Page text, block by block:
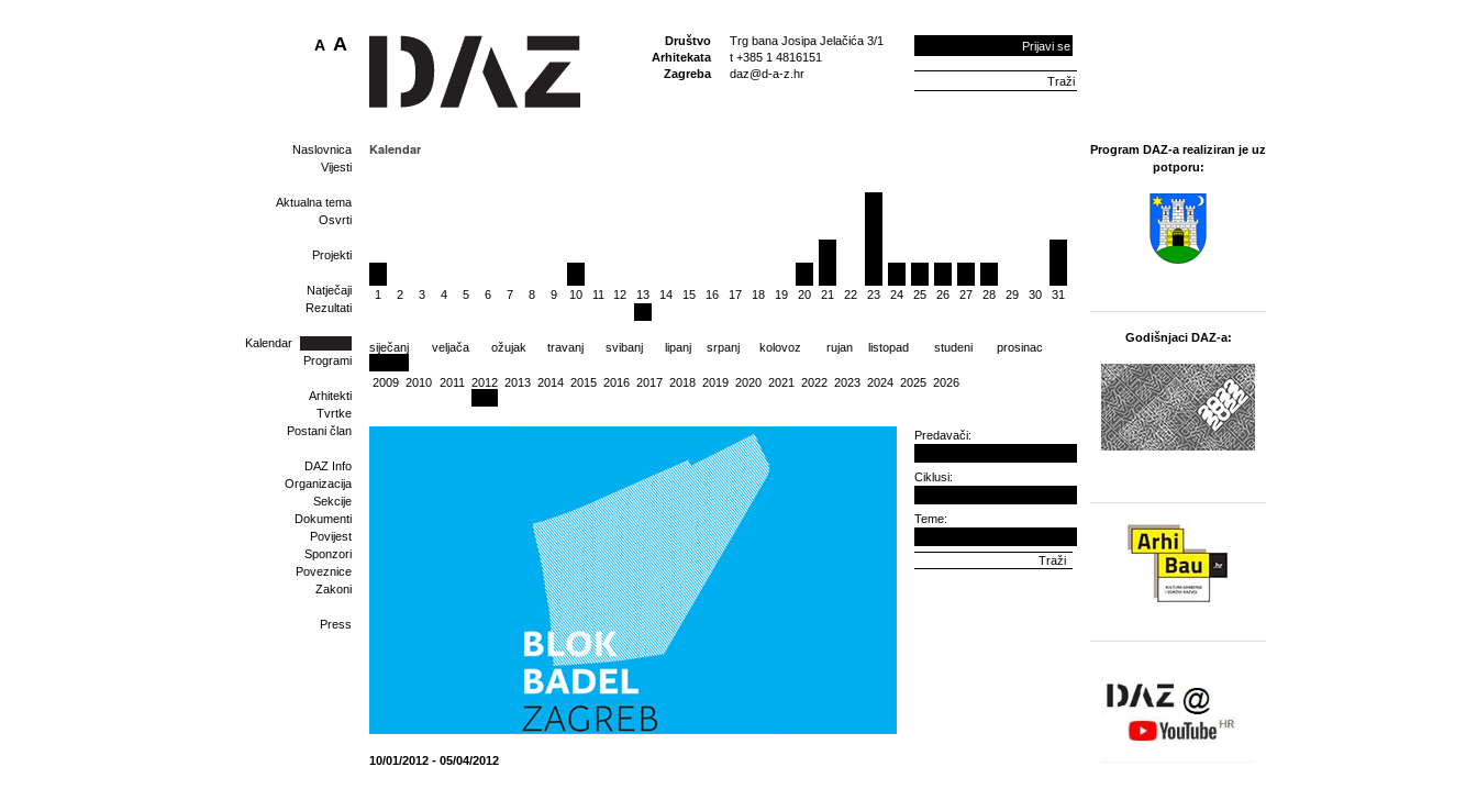
Društvo
Arhitekata
Zagreba
Trg bana Josipa Jelačića 3/1
t +385 1 4816151
daz@d-a-z.hr
Prijavi se
A A
Naslovnica
Vijesti
Aktualna tema
Osvrti
Projekti
Natječaji
Rezultati
Kalendar
Programi
Arhitekti
Tvrtke
Postani član
DAZ Info
Organizacija
Sekcije
Dokumenti
Povijest
Sponzori
Poveznice
Zakoni
Press
Kalendar
1 2 3 4 5 6 7 8 9 10 11 12 13 14 15 16 17 18 19 20 21 22 23 24 25 26 27 28 29 30 31
siječanj veljača ožujak travanj svibanj lipanj srpanj kolovoz rujan listopad studeni prosinac
2009 2010 2011 2012 2013 2014 2015 2016 2017 2018 2019 2020 2021 2022 2023 2024 2025 2026
10/01/2012 - 05/04/2012
Predavači:
Ciklusi:
Teme:
Program DAZ-a realiziran je uz
potporu:
Godišnjaci DAZ-a: